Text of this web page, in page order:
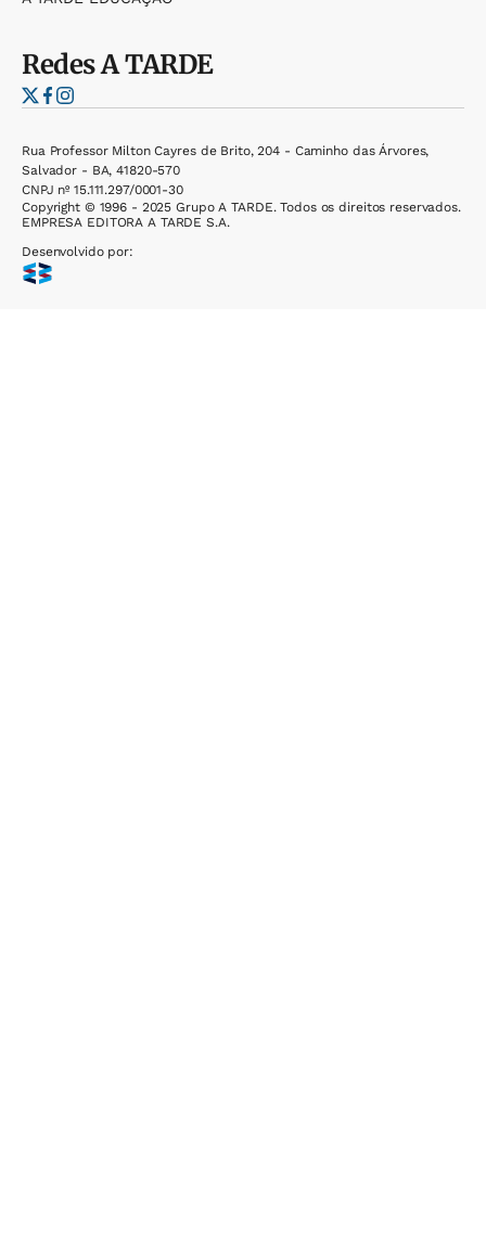
RedesA TARDE
Rua Professor Milton Cayres de Brito, 204 - Caminho das Árvores,
Salvador - BA, 41820-570
CNPJ nº 15.111.297/0001-30
Copyright © 1996 - 2025 Grupo A TARDE. Todos os direitos reservados.
EMPRESA EDITORA A TARDE S.A.
Desenvolvido por: